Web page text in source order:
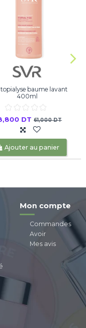
topialyse baume lavant
400ml
DT61,000 DT
Ajouter au panier
Mon compte
Commandes
Avoir
Mes avis